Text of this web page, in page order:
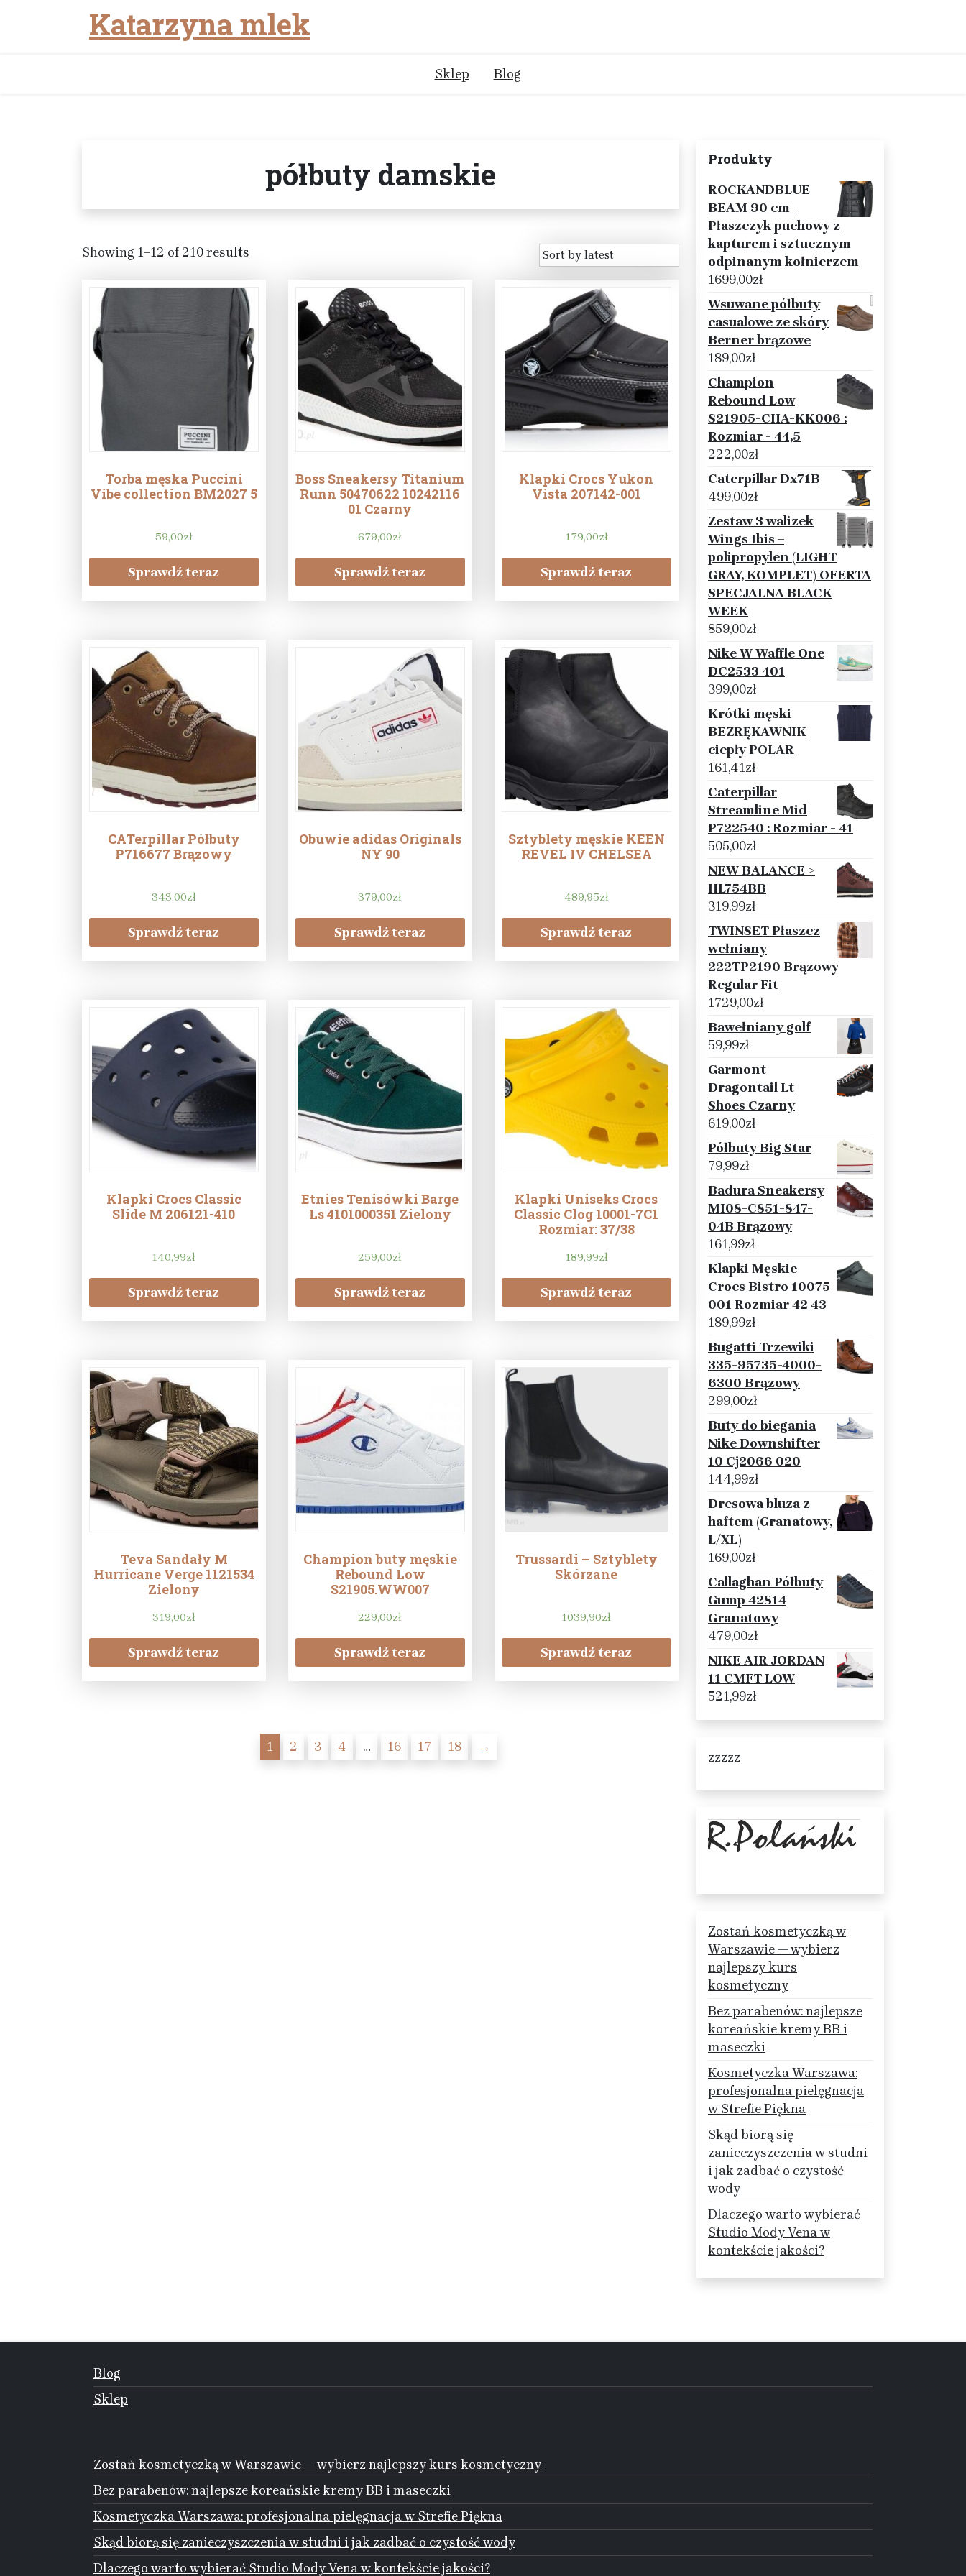
Katarzyna mlek
Sklep Blog
półbuty damskie
Showing 1–12 of 210 results
Torba męska Puccini
Vibe collection BM2027 5
59,00zł
Sprawdź teraz
Boss Sneakersy Titanium
Runn 50470622 10242116
01 Czarny
679,00zł
Sprawdź teraz
Klapki Crocs Yukon
Vista 207142-001
179,00zł
Sprawdź teraz
CATerpillar Półbuty
P716677 Brązowy
343,00zł
Sprawdź teraz
Obuwie adidas Originals
NY 90
379,00zł
Sprawdź teraz
Sztyblety męskie KEEN
REVEL IV CHELSEA
489,95zł
Sprawdź teraz
Klapki Crocs Classic
Slide M 206121-410
140,99zł
Sprawdź teraz
Etnies Tenisówki Barge
Ls 4101000351 Zielony
259,00zł
Sprawdź teraz
Klapki Uniseks Crocs
Classic Clog 10001-7C1
Rozmiar: 37/38
189,99zł
Sprawdź teraz
Teva Sandały M
Hurricane Verge 1121534
Zielony
319,00zł
Sprawdź teraz
Champion buty męskie
Rebound Low
S21905.WW007
229,00zł
Sprawdź teraz
Trussardi – Sztyblety
Skórzane
1039,90zł
Sprawdź teraz
1 2 3 4 … 16 17 18 →
Produkty
ROCKANDBLUE
BEAM 90 cm -
Płaszczyk puchowy z
kapturem i sztucznym
odpinanym kołnierzem
1699,00zł
Wsuwane półbuty
casualowe ze skóry
Berner brązowe
189,00zł
Champion
Rebound Low
S21905-CHA-KK006 :
Rozmiar - 44,5
222,00zł
Caterpillar Dx71B
499,00zł
Zestaw 3 walizek
Wings Ibis –
polipropylen (LIGHT
GRAY, KOMPLET) OFERTA
SPECJALNA BLACK
WEEK
859,00zł
Nike W Waffle One
DC2533 401
399,00zł
Krótki męski
BEZRĘKAWNIK
ciepły POLAR
161,41zł
Caterpillar
Streamline Mid
P722540 : Rozmiar - 41
505,00zł
NEW BALANCE >
HL754BB
319,99zł
TWINSET Płaszcz
wełniany
222TP2190 Brązowy
Regular Fit
1729,00zł
Bawełniany golf
59,99zł
Garmont
Dragontail Lt
Shoes Czarny
619,00zł
Półbuty Big Star
79,99zł
Badura Sneakersy
MI08-C851-847-
04B Brązowy
161,99zł
Klapki Męskie
Crocs Bistro 10075
001 Rozmiar 42 43
189,99zł
Bugatti Trzewiki
335-95735-4000-
6300 Brązowy
299,00zł
Buty do biegania
Nike Downshifter
10 Cj2066 020
144,99zł
Dresowa bluza z
haftem (Granatowy,
L/XL)
169,00zł
Callaghan Półbuty
Gump 42814
Granatowy
479,00zł
NIKE AIR JORDAN
11 CMFT LOW
521,99zł
zzzzz
Zostań kosmetyczką w
Warszawie — wybierz
najlepszy kurs
kosmetyczny
Bez parabenów: najlepsze
koreańskie kremy BB i
maseczki
Kosmetyczka Warszawa:
profesjonalna pielęgnacja
w Strefie Piękna
Skąd biorą się
zanieczyszczenia w studni
i jak zadbać o czystość
wody
Dlaczego warto wybierać
Studio Mody Vena w
kontekście jakości?
Blog
Sklep
Zostań kosmetyczką w Warszawie — wybierz najlepszy kurs kosmetyczny
Bez parabenów: najlepsze koreańskie kremy BB i maseczki
Kosmetyczka Warszawa: profesjonalna pielęgnacja w Strefie Piękna
Skąd biorą się zanieczyszczenia w studni i jak zadbać o czystość wody
Dlaczego warto wybierać Studio Mody Vena w kontekście jakości?